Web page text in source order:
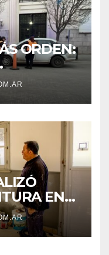
ORDEN:
EN